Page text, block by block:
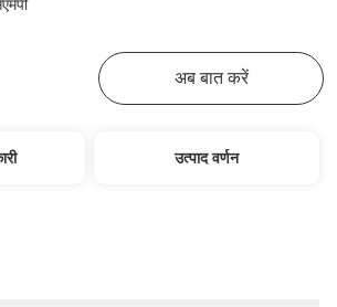
अब बात करें
उत्पाद वर्णन